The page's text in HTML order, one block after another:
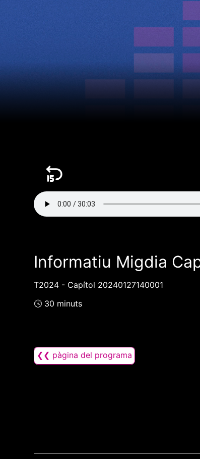
Informatiu Migdia
T2024 - Capítol 20240127140001
🕓 30 minuts
❮❮ pàgina del programa